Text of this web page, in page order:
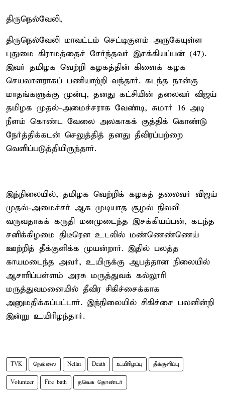
திருநெல்வேலி,
திருநெல்வேலி மாவட்டம் செட்டிகுளம் அருகேயுள்ள
புதுமை கிராமத்தைச் சேர்ந்தவர் இசக்கியப்பன் (47).
இவர் தமிழக வெற்றி கழகத்தின் கிளைக் கழக
செயலாளராகப் பணியாற்றி வந்தார். கடந்த நான்கு
மாதங்களுக்கு முன்பு, தனது கட்சியின் தலைவர் விஜய்
தமிழக முதல்-அமைச்சராக வேண்டி, சுமார் 16 அடி
நீளம் கொண்ட வேலை அலகாகக் குத்திக் கொண்டு
நேர்த்திக்கடன் செலுத்தித் தனது தீவிரப்பற்றை
வெளிப்படுத்தியிருந்தார்.
இந்நிலையில், தமிழக வெற்றிக் கழகத் தலைவர் விஜய்
முதல்-அமைச்சர் ஆக முடியாத சூழல் நிலவி
வருவதாகக் கருதி மனமுடைந்த இசக்கியப்பன், கடந்த
சனிக்கிழமை திடீரென உடலில் மண்ணெண்ணெய்
ஊற்றித் தீக்குளிக்க முயன்றார். இதில் பலத்த
காயமடைந்த அவர், உயிருக்கு ஆபத்தான நிலையில்
ஆசாரிப்பள்ளம் அரசு மருத்துவக் கல்லூரி
மருத்துவமனையில் தீவிர சிகிச்சைக்காக
அனுமதிக்கப்பட்டார். இந்நிலையில் சிகிச்சை பலனின்றி
இன்று உயிரிழந்தார்.
TVK நெல்லை Nellai Death உயிரிழப்பு தீக்குளிப்பு
Volunteer Fire bath தவெக தொண்டர்